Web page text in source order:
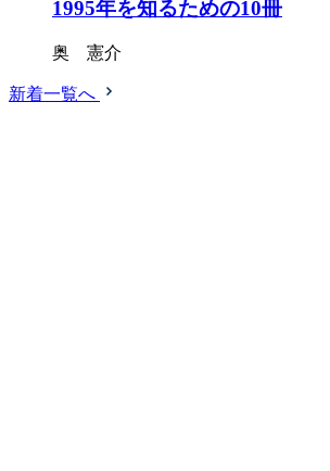
1995年を知るための10冊
奥 憲介
新着一覧へ